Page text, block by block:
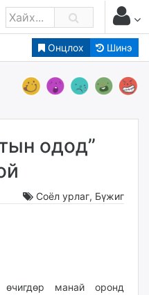
Онцлох Шинэ
одод”
Соёл урлаг, Бүжиг
манай оронд